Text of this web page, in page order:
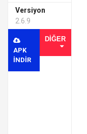
Versiyon
2.6.9
APK
INDIR
DIĞER